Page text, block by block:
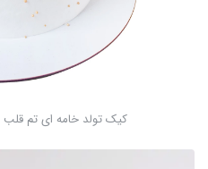
کیک تولد خامه ای تم